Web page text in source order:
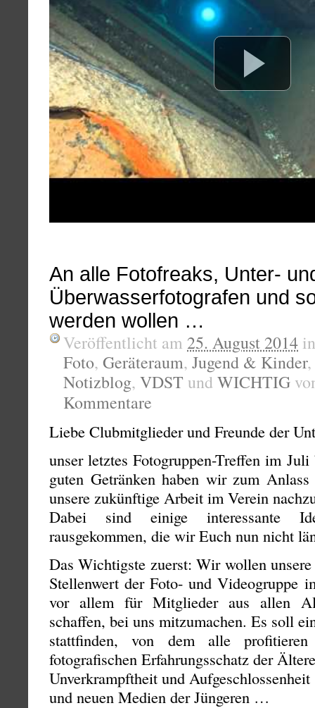
An alle Fotofreaks, Unter-
Überwasserfotografen und
werden wollen …
Veröffentlicht am 25. August 2014
Foto, Geräteraum, Jugend & Kinder,
Notizblog, VDST und WICHTIG
Kommentare
Liebe Clubmitglieder und Freunde der
unser letztes Fotogruppen-Treffen im
guten Getränken haben wir zum
unsere zukünftige Arbeit im Verein
Dabei sind einige interessante
rausgekommen, die wir Euch nun nicht
Das Wichtigste zuerst: Wir wollen
Stellenwert der Foto- und Videogruppe
vor allem für Mitglieder aus allen
schaffen, bei uns mitzumachen. Es soll
stattfinden, von dem alle
fotografischen Erfahrungsschatz der
Unverkrampftheit und
und neuen Medien der Jüngeren …